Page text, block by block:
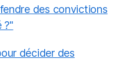
des convictions
?"
décider des